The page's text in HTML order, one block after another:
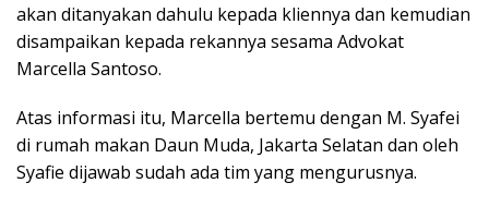
akan ditanyakan dahulu kepada kliennya dan kemudian
disampaikan kepada rekannya sesama Advokat
Marcella Santoso.
Atas informasi itu, Marcella bertemu dengan M. Syafei
di rumah makan Daun Muda, Jakarta Selatan dan oleh
Syafie dijawab sudah ada tim yang mengurusnya.